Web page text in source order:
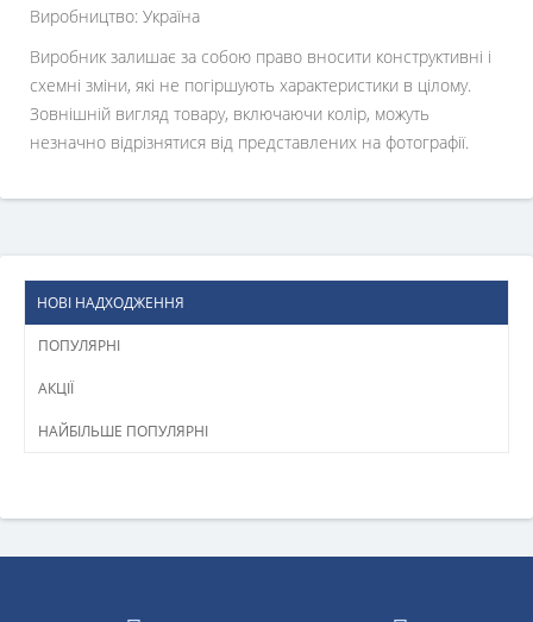
Виробництво: Україна
Виробник залишає за собою право вносити конструктивні і
схемні зміни, які не погіршують характеристики в цілому.
Зовнішній вигляд товару, включаючи колір, можуть
незначно відрізнятися від представлених на фотографії.
НОВІ НАДХОДЖЕННЯ
ПОПУЛЯРНІ
АКЦІЇ
НАЙБІЛЬШЕ ПОПУЛЯРНІ